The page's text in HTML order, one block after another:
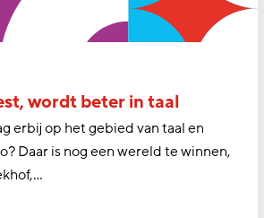
wordt beter in taal
erbij op het gebied van taal en
Daar is nog een wereld te winnen,